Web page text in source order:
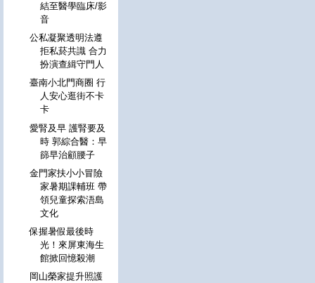
結至醫學臨床/影
音
公私凝聚透明法遵
拒私菸共識 合力
扮演查緝守門人
臺南小北門商圈 行
人安心逛街不卡
卡
愛腎及早 護腎要及
時 郭綜合醫：早
篩早治顧腰子
金門家扶小小冒險
家暑期課輔班 帶
領兒童探索浯島
文化
保握暑假最後時
光！來屏東海生
館掀回憶殺潮
岡山榮家提升照護